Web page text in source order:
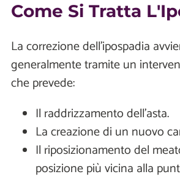
Come Si Tratta
La correzione dell'ipospadia
generalmente tramite un
che prevede:
Il raddrizzamento dell’asta.
La creazione di un nuovo
Il riposizionamento del
posizione più vicina alla